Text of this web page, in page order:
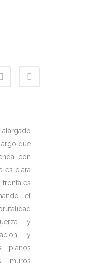
alargado
que
con
es clara
el
y
y
planos
muros